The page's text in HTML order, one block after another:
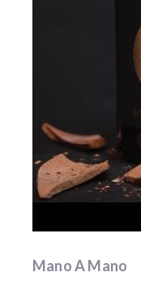
Mano A Mano